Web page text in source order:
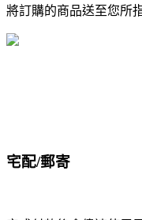
將訂購的商品送至您所
宅配/郵寄